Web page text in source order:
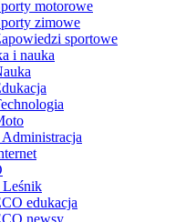
motorowe
zimowe
sportowe
i nauka
Administracja
Leśnik
edukacja
newsy